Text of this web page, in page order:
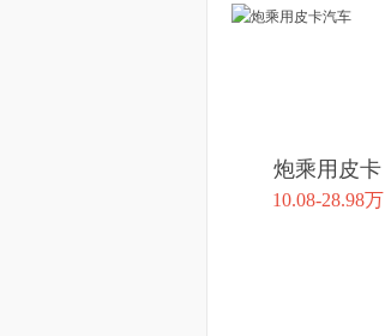
炮乘用皮卡
10.08-28.98万